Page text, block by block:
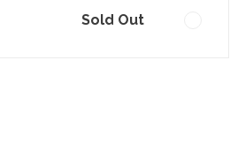
Sold Out